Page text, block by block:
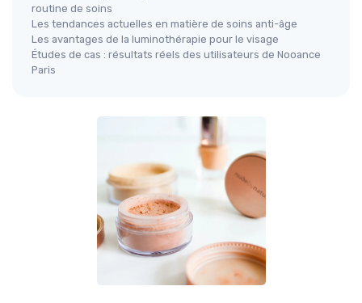
routine de soins
Les tendances actuelles en matière de soins anti-âge
Les avantages de la luminothérapie pour le visage
Études de cas : résultats réels des utilisateurs de Nooance
Paris